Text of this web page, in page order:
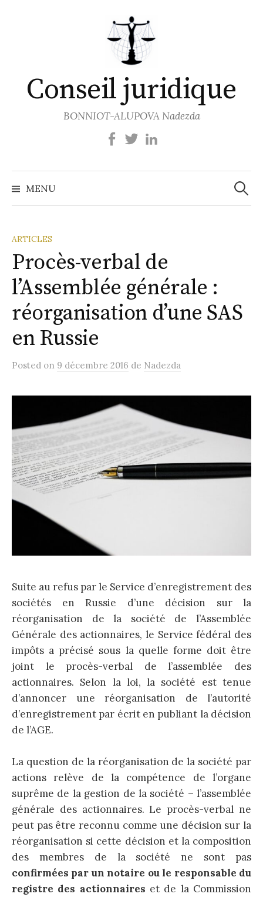
Conseil juridique
BONNIOT-ALUPOVA Nadezda
MENU
ARTICLES
Procès-verbal de
l’Assemblée générale :
réorganisation d’une SAS
en Russie
Posted on 9 décembre 2016 de Nadezda
Suite au refus par le Service d’enregistrement des
sociétés en Russie d’une décision sur la
réorganisation de la société de l’Assemblée
Générale des actionnaires, le Service fédéral des
impôts a précisé sous la quelle forme doit être
joint le procès-verbal de l’assemblée des
actionnaires. Selon la loi, la société est tenue
d’annoncer une réorganisation de l’autorité
d’enregistrement par écrit en publiant la décision
de l’AGE.
La question de la réorganisation de la société par
actions relève de la compétence de l’organe
suprême de la gestion de la société – l’assemblée
générale des actionnaires. Le procès-verbal ne
peut pas être reconnu comme une décision sur la
réorganisation si cette décision et la composition
des membres de la société ne sont pas
confirmées par un notaire ou le responsable du
registre des actionnaires et de la Commission